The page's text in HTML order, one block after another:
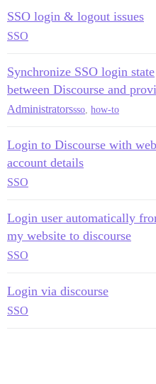
SSO login & logout issues
SSO
Synchronize SSO login state
between Discourse and
Administratorssso how-to
Login to Discourse with
account details
SSO
Login user automatically
my website to discourse
SSO
Login via discourse
SSO